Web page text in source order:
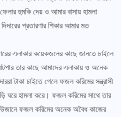
হুমকি দেয় ও আমার বাসায় হামলা
প্রতারণার শিকার আমার মত
এলাকার কয়েকজনের কাছে জানতে চাইলে
তার কাছে আমাদের এলাকায় ও অনেক
টাকা চাইতে গেলে ফজল করিমের সন্ত্রাসী
ঘরে হামলা করে। ফজল করিমের সাথে তার
ফজল করিমের অনেক অবৈধ কাজের